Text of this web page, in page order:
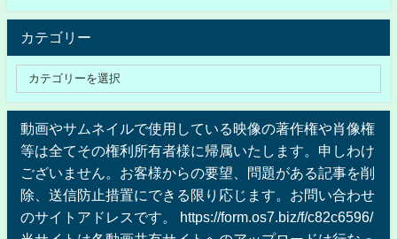
カテゴリー
動画やサムネイルで使用している映像の著作権や肖像権
等は全てその権利所有者様に帰属いたします。申しわけ
ございません。お客様からの要望、問題がある記事を削
除、送信防止措置にできる限り応じます。お問い合わせ
のサイトアドレスです。 https://form.os7.biz/f/c82c6596/